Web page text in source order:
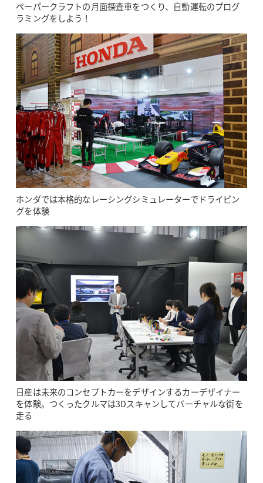
ペーパークラフトの月面探査車をつくり、自動運転のプログ
ラミングをしよう！
ホンダでは本格的なレーシングシミュレーターでドライビン
グを体験
日産は未来のコンセプトカーをデザインするカーデザイナー
を体験。つくったクルマは3Dスキャンしてバーチャルな街を
走る